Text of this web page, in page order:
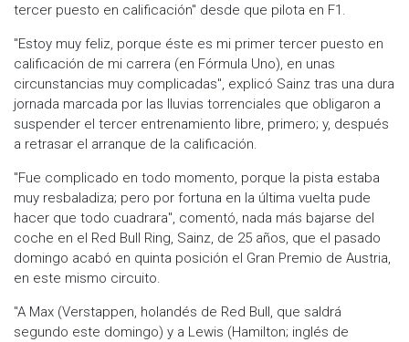
tercer puesto en calificación" desde que pilota en F1.
"Estoy muy feliz, porque éste es mi primer tercer puesto en
calificación de mi carrera (en Fórmula Uno), en unas
circunstancias muy complicadas", explicó Sainz tras una dura
jornada marcada por las lluvias torrenciales que obligaron a
suspender el tercer entrenamiento libre, primero; y, después
a retrasar el arranque de la calificación.
"Fue complicado en todo momento, porque la pista estaba
muy resbaladiza; pero por fortuna en la última vuelta pude
hacer que todo cuadrara", comentó, nada más bajarse del
coche en el Red Bull Ring, Sainz, de 25 años, que el pasado
domingo acabó en quinta posición el Gran Premio de Austria,
en este mismo circuito.
"A Max (Verstappen, holandés de Red Bull, que saldrá
segundo este domingo) y a Lewis (Hamilton; inglés de